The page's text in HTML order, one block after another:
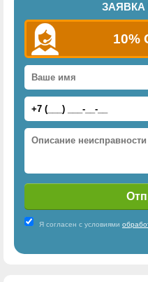
10%
Я согласен с условиями